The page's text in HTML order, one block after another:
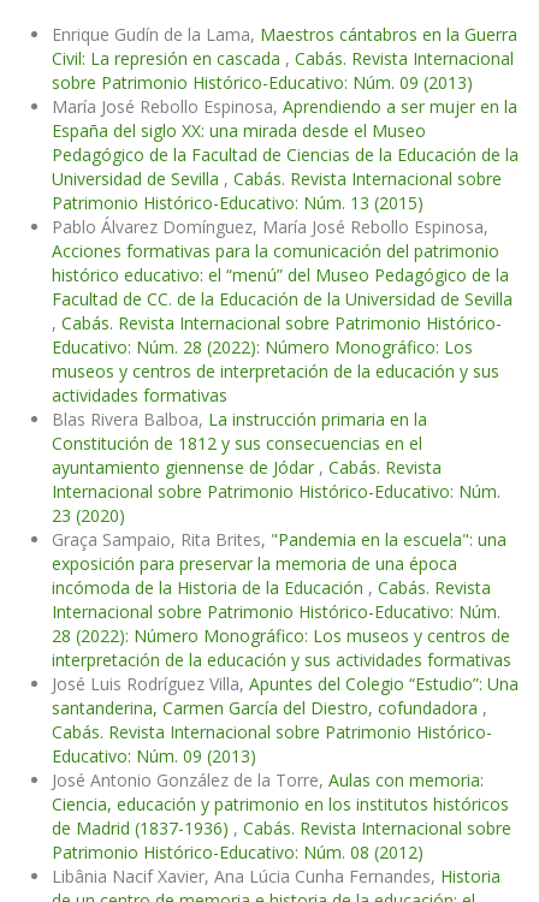
Enrique Gudín de la Lama, Maestros cántabros en la Guerra
Civil: La represión en cascada , Cabás. Revista Internacional
sobre Patrimonio Histórico-Educativo: Núm. 09 (2013)
María José Rebollo Espinosa, Aprendiendo a ser mujer en la
España del siglo XX: una mirada desde el Museo
Pedagógico de la Facultad de Ciencias de la Educación de la
Universidad de Sevilla , Cabás. Revista Internacional sobre
Patrimonio Histórico-Educativo: Núm. 13 (2015)
Pablo Álvarez Domínguez, María José Rebollo Espinosa,
Acciones formativas para la comunicación del patrimonio
histórico educativo: el “menú” del Museo Pedagógico de la
Facultad de CC. de la Educación de la Universidad de Sevilla
, Cabás. Revista Internacional sobre Patrimonio Histórico-
Educativo: Núm. 28 (2022): Número Monográfico: Los
museos y centros de interpretación de la educación y sus
actividades formativas
Blas Rivera Balboa, La instrucción primaria en la
Constitución de 1812 y sus consecuencias en el
ayuntamiento giennense de Jódar , Cabás. Revista
Internacional sobre Patrimonio Histórico-Educativo: Núm.
23 (2020)
Graça Sampaio, Rita Brites, "Pandemia en la escuela": una
exposición para preservar la memoria de una época
incómoda de la Historia de la Educación , Cabás. Revista
Internacional sobre Patrimonio Histórico-Educativo: Núm.
28 (2022): Número Monográfico: Los museos y centros de
interpretación de la educación y sus actividades formativas
José Luis Rodríguez Villa, Apuntes del Colegio “Estudio”: Una
santanderina, Carmen García del Diestro, cofundadora ,
Cabás. Revista Internacional sobre Patrimonio Histórico-
Educativo: Núm. 09 (2013)
José Antonio González de la Torre, Aulas con memoria:
Ciencia, educación y patrimonio en los institutos históricos
de Madrid (1837-1936) , Cabás. Revista Internacional sobre
Patrimonio Histórico-Educativo: Núm. 08 (2012)
Libânia Nacif Xavier, Ana Lúcia Cunha Fernandes, Historia